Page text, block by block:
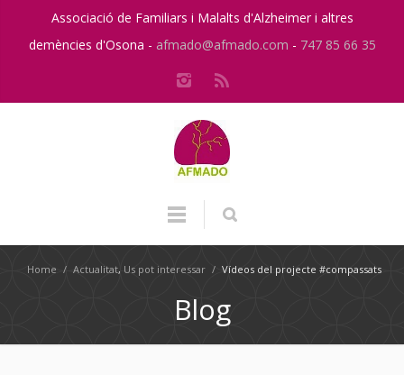
Associació de Familiars i Malalts d'Alzheimer i altres
demències d'Osona - afmado@afmado.com - 747 85 66 35
Home / Actualitat, Us pot interessar / Vídeos del projecte #compassats
Blog